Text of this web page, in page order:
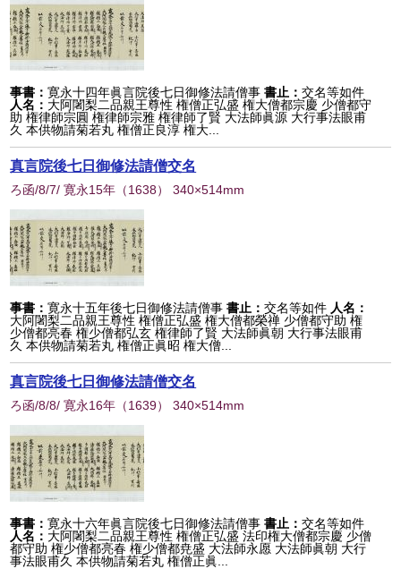
事書：寛永十四年眞言院後七日御修法請僧事 書止：交名等如件
人名： 大阿闍梨二品親王尊性 権僧正弘盛 権大僧都宗慶 少僧都守
助 権律師宗圓 権律師宗雅 権律師了賢 大法師眞源 大行事法眼甫
久 本供物請菊若丸 権僧正良淳 権大...
真言院後七日御修法請僧交名
ろ函/8/7/ 寛永15年 （1638） 340×514mm
事書：寛永十五年後七日御修法請僧事 書止：交名等如件 人名：
大阿闍梨二品親王尊性 権僧正弘盛 権大僧都榮禅 少僧都守助 権
少僧都亮春 権少僧都弘玄 権律師了賢 大法師眞朝 大行事法眼甫
久 本供物請菊若丸 権僧正眞昭 権大僧...
真言院後七日御修法請僧交名
ろ函/8/8/ 寛永16年 （1639） 340×514mm
事書：寛永十六年眞言院後七日御修法請僧事 書止：交名等如件
人名： 大阿闍梨二品親王尊性 権僧正弘盛 法印権大僧都宗慶 少僧
都守助 権少僧都亮春 権少僧都尭盛 大法師永愿 大法師眞朝 大行
事法眼甫久 本供物請菊若丸 権僧正眞...